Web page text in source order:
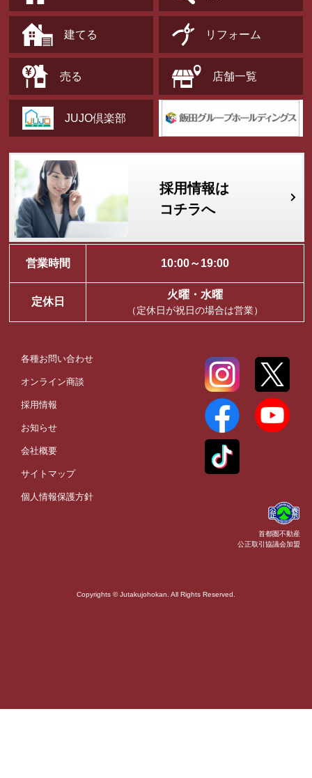
建てる リフォーム
売る 店舗一覧
JUJO倶楽部
採用情報は
コチラへ
営業時間 10:00～19:00
定休日
火曜・水曜
（定休日が祝日の場合は営業）
各種お問い合わせ
オンライン商談
採用情報
お知らせ
会社概要
サイトマップ
個人情報保護方針
首都圏不動産
公正取引協議会加盟
Copyrights © Jutakujohokan. All Rights Reserved.